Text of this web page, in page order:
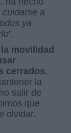
a
ya
”.
movilidad
cerrados,
la
salir de
que
olvidar.